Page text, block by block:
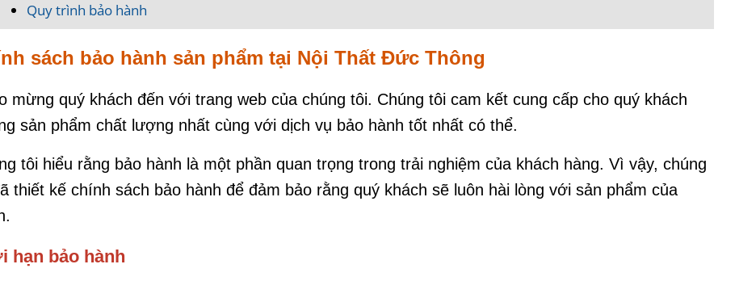
Quy trình bảo hành
sách bảo hành sản phẩm tại Nội Thất Đức Thông
mừng quý khách đến với trang web của chúng tôi. Chúng tôi cam kết cung cấp cho quý khách
sản phẩm chất lượng nhất cùng với dịch vụ bảo hành tốt nhất có thể.
tôi hiểu rằng bảo hành là một phần quan trọng trong trải nghiệm của khách hàng. Vì vậy, chúng
thiết kế chính sách bảo hành để đảm bảo rằng quý khách sẽ luôn hài lòng với sản phẩm của
hạn bảo hành